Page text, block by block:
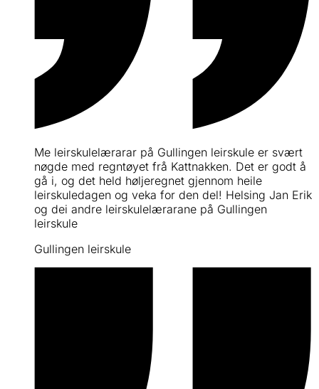
Me leirskulelærarar på Gullingen leirskule er svært
nøgde med regntøyet frå Kattnakken. Det er godt å
gå i, og det held høljeregnet gjennom heile
leirskuledagen og veka for den del! Helsing Jan Erik
og dei andre leirskulelærarane på Gullingen
leirskule
Gullingen leirskule